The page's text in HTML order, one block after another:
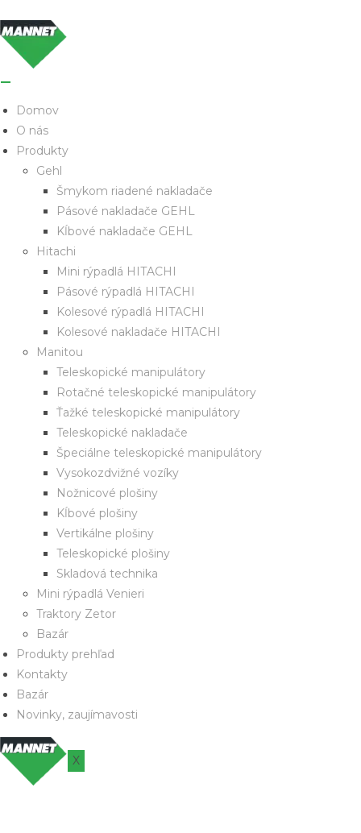
Domov
O nás
Produkty
Gehl
Šmykom riadené nakladače
Pásové nakladače GEHL
Kĺbové nakladače GEHL
Hitachi
Mini rýpadlá HITACHI
Pásové rýpadlá HITACHI
Kolesové rýpadlá HITACHI
Kolesové nakladače HITACHI
Manitou
Teleskopické manipulátory
Rotačné teleskopické manipulátory
Ťažké teleskopické manipulátory
Teleskopické nakladače
Špeciálne teleskopické manipulátory
Vysokozdvižné vozíky
Nožnicové plošiny
Kĺbové plošiny
Vertikálne plošiny
Teleskopické plošiny
Skladová technika
Mini rýpadlá Venieri
Traktory Zetor
Bazár
Produkty prehľad
Kontakty
Bazár
Novinky, zaujímavosti
X